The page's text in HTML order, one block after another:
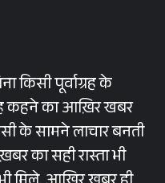
कोई केंद्रीय डेटाबेस
डोमेन में उपलब्ध आंकड़ों
रोजगार, शादी और
घरेलू प्रवासन का
घरेलू प्रवासन को देखें
बड़े पैमाने पर देखा
किसी पूर्वाग्रह के
कहने का आख़िर खबर
के सामने लाचार बनती
का सही रास्ता भी